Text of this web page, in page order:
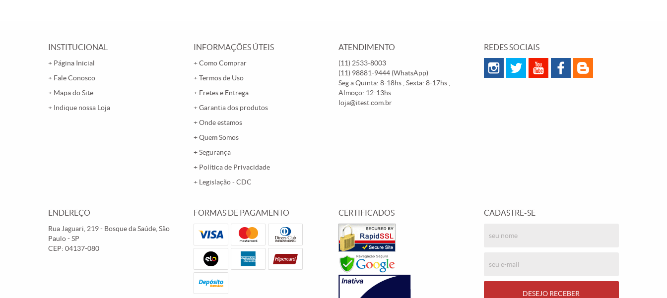
INSTITUCIONAL
Página Inicial
Fale Conosco
Mapa do Site
Indique nossa Loja
INFORMAÇÕES ÚTEIS
Como Comprar
Termos de Uso
Fretes e Entrega
Garantia dos produtos
Onde estamos
Quem Somos
Segurança
Política de Privacidade
Legislação - CDC
ATENDIMENTO
(11) 2533-8003
(11) 98881-9444 (WhatsApp)
Seg a Quinta: 8-18hs , Sexta: 8-17hs ,
Almoço: 12-13hs
loja@itest.com.br
REDES SOCIAIS
ENDEREÇO
Rua Jaguari, 219- Bosque da Saúde, São
Paulo-SP
CEP: 04137-080
FORMAS DE PAGAMENTO CERTIFICADOS CADASTRE-SE
DESEJO RECEBER